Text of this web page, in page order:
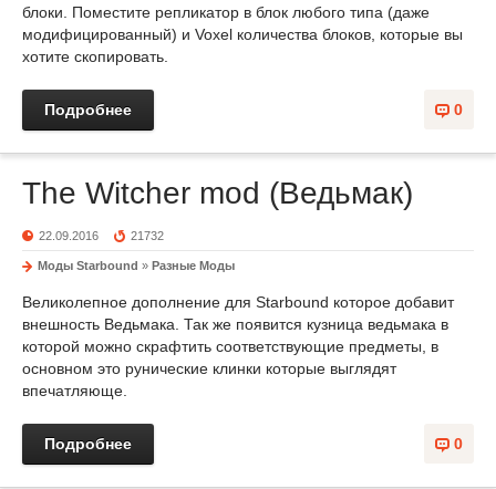
блоки. Поместите репликатор в блок любого типа (даже
модифицированный) и Voxel количества блоков, которые вы
хотите скопировать.
0
Подробнее
The Witcher mod (Ведьмак)
22.09.2016 21732
Моды Starbound » Разные Моды
Великолепное дополнение для Starbound которое добавит
внешность Ведьмака. Так же появится кузница ведьмака в
которой можно скрафтить соответствующие предметы, в
основном это рунические клинки которые выглядят
впечатляюще.
0
Подробнее